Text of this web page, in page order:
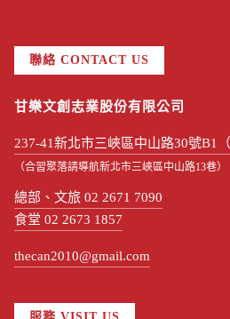
聯絡 CONTACT US
甘樂文創志業股份有限公司
237-41新北市三峽區中山路30號B1
（合習聚落請導航新北市三峽區中山路13巷）
總部、文旅 02 2671 7090
食堂 02 2673 1857
thecan2010@gmail.com